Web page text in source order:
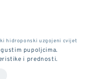
hidroponski uzgojeni cvijet
pupoljcima.
i prednosti.